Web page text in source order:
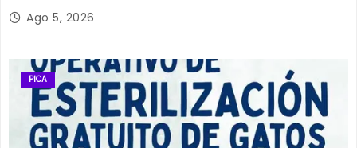
Ago 5, 2026
PICA